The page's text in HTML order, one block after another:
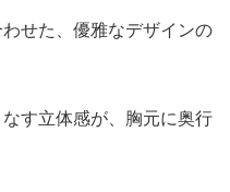
せた、優雅なデザインの
す立体感が、胸元に奥行